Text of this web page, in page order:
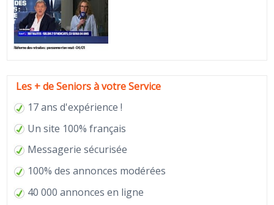
Les + de Seniors à votre Service
17 ans d'expérience !
Un site 100% français
Messagerie sécurisée
100% des annonces modérées
40 000 annonces en ligne